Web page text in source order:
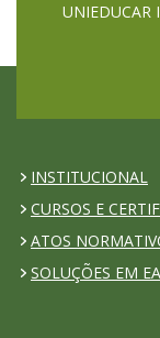
UNIEDUCAR
INSTITUCIONAL
CURSOS E
ATOS
SOLUÇÕES EM